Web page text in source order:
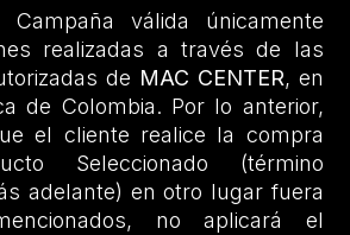
Campaña válida únicamente
realizadas a través de las
de MAC CENTER, en
de Colombia. Por lo anterior,
el cliente realice la compra
Seleccionado (término
adelante) en otro lugar fuera
no aplicará el